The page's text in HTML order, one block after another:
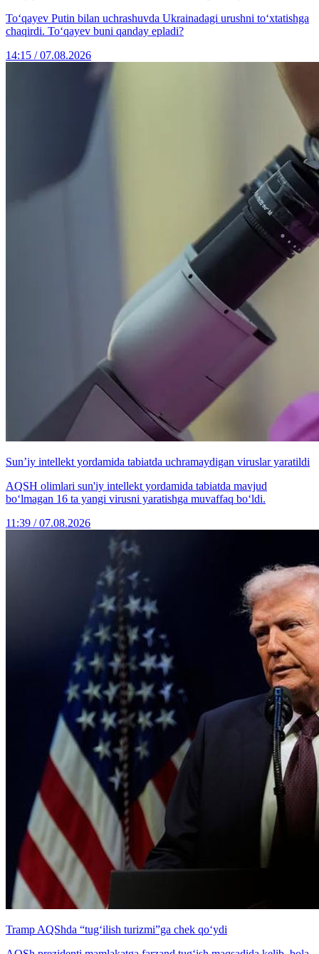
To‘qayev Putin bilan uchrashuvda Ukrainadagi urushni to‘xtatishga
chaqirdi. To‘qayev buni qanday epladi?
14:15 / 07.08.2026
Sun’iy intellekt yordamida tabiatda uchramaydigan viruslar yaratildi
AQSH olimlari sun'iy intellekt yordamida tabiatda mavjud
bo‘lmagan 16 ta yangi virusni yaratishga muvaffaq bo‘ldi.
11:39 / 07.08.2026
Tramp AQShda “tug‘ilish turizmi”ga chek qo‘ydi